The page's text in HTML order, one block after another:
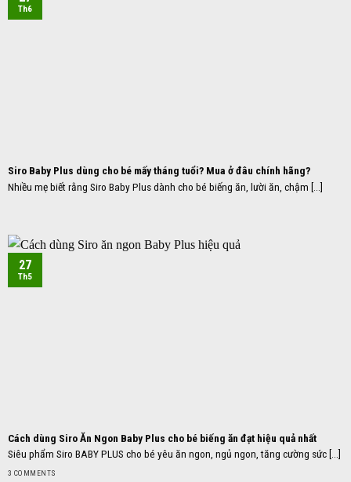
Siro Baby Plus dùng cho bé mấy tháng tuổi? Mua ở đâu chính hãng?
Nhiều mẹ biết rằng Siro Baby Plus dành cho bé biếng ăn, lười ăn, chậm [...]
Th6
Cách dùng Siro Ăn Ngon Baby Plus cho bé biếng ăn đạt hiệu quả nhất
Siêu phẩm Siro BABY PLUS cho bé yêu ăn ngon, ngủ ngon, tăng cường sức [...]
3 COMMENTS
27
Th5